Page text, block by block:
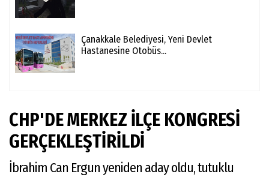
Çanakkale Belediyesi, Yeni Devlet
Hastanesine Otobüs...
CHP'DE MERKEZ İLÇE KONGRESİ
GERÇEKLEŞTİRİLDİ
İbrahim Can Ergun yeniden aday oldu, tutuklu